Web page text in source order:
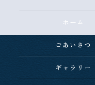
ホーム
ごあいさつ
ギャラリー